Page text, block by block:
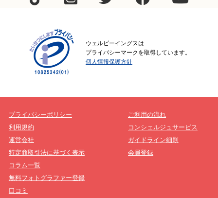
ウェルビーイングスは
プライバシーマークを取得しています。
個人情報保護方針
プライバシーポリシー
利用規約
運営会社
特定商取引法に基づく表示
ご利用の流れ
コンシェルジュサービス
ガイドライン細則
会員登録
コラム一覧
無料フォトグラファー登録
口コミ